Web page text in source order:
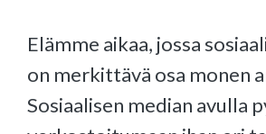
Elämme aikaa, jossa
on merkittävä osa monen
Sosiaalisen median avulla